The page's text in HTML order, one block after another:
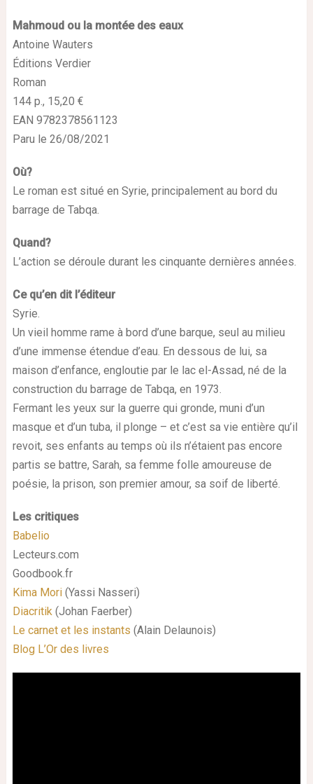
Mahmoud ou la montée des eaux
Antoine Wauters
Éditions Verdier
Roman
144 p., 15,20 €
EAN 9782378561123
Paru le 26/08/2021
Où?
Le roman est situé en Syrie, principalement au bord du
barrage de Tabqa.
Quand?
L’action se déroule durant les cinquante dernières années.
Ce qu’en dit l’éditeur
Syrie.
Un vieil homme rame à bord d’une barque, seul au milieu
d’une immense étendue d’eau. En dessous de lui, sa
maison d’enfance, engloutie par le lac el-Assad, né de la
construction du barrage de Tabqa, en 1973.
Fermant les yeux sur la guerre qui gronde, muni d’un
masque et d’un tuba, il plonge – et c’est sa vie entière qu’il
revoit, ses enfants au temps où ils n’étaient pas encore
partis se battre, Sarah, sa femme folle amoureuse de
poésie, la prison, son premier amour, sa soif de liberté.
Les critiques
Babelio
Lecteurs.com
Goodbook.fr
Kima Mori (Yassi Nasseri)
Diacritik (Johan Faerber)
Le carnet et les instants (Alain Delaunois)
Blog L’Or des livres